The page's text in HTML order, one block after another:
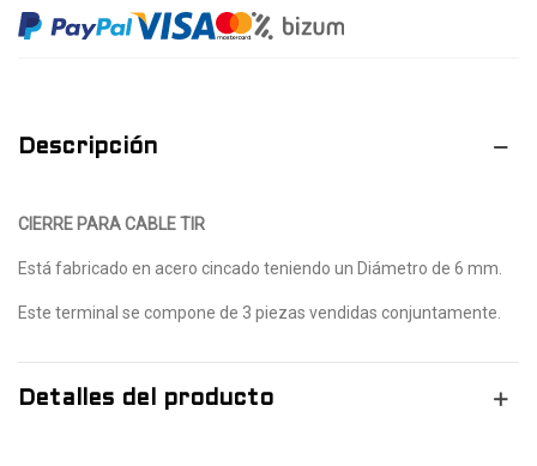
Descripción
CIERRE PARA CABLE TIR
Está fabricado en acero cincado teniendo un Diámetro de 6 mm.
Este terminal se compone de 3 piezas vendidas conjuntamente.
Detalles del producto